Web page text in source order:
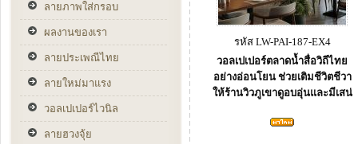
ลายภาพใส่กรอบ
ผลงานของเรา
ลายประเพณีไทย
ลายใหม่มาแรง
วอลเปเปอร์ไวนิล
ลายฮวงจุ้ย
รหัส LW-PAI-187-EX4
วอลเปเปอร์ตลาดน้ำสื่อวิถีไทย
อย่างอ่อนโยน ช่วยเติมชีวิตชีวา
ให้ร้านวิวภูเขาดูอบอุ่นและมีเสน่